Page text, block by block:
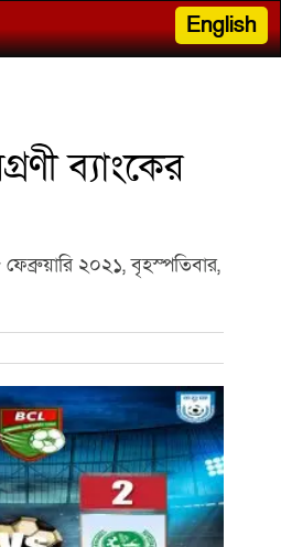
English
ব্যাংকের
২০২১, বৃহস্পতিবার,